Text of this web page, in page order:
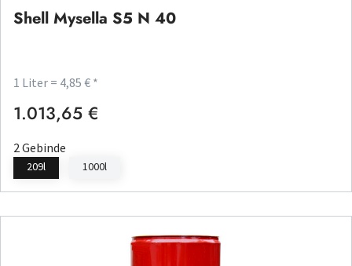
Shell Mysella S5 N 40
1 Liter = 4,85 € *
Regulärer Preis:
1.013,65 €
2 Gebinde
209l 1000l